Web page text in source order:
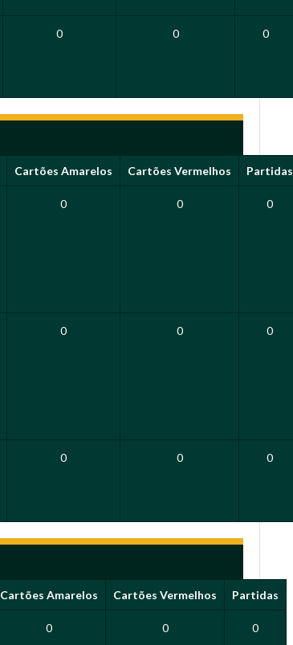
0 0 0
Cartões Amarelos Cartões Vermelhos Partidas
0 0 0
0 0 0
0 0 0
Cartões Amarelos Cartões Vermelhos Partidas
0 0 0